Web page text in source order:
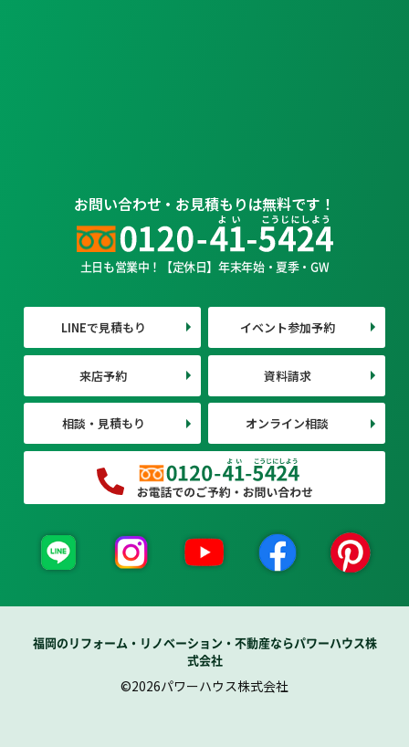
お問い合わせ・お見積もりは無料です！
土日も営業中！【定休日】年末年始・夏季・GW
LINEで見積もり イベント参加予約
来店予約 資料請求
相談・見積もり オンライン相談
福岡のリフォーム・リノベーション・不動産ならパワーハウス株
式会社
©2026パワーハウス株式会社